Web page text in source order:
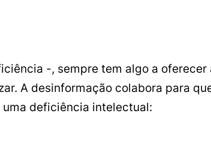
-, sempre tem algo a oferecer
A desinformação colabora para
uma deficiência intelectual: